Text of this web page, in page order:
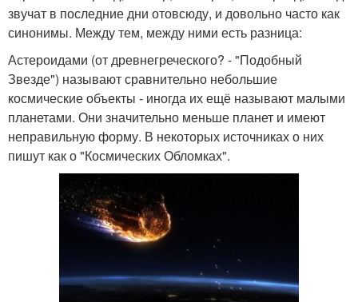
звучат в последние дни отовсюду, и довольно часто как
синонимы. Между тем, между ними есть разница:
Астероидами (от древнегреческого? - "Подобный
Звезде") называют сравнительно небольшие
космические объекты - иногда их ещё называют малыми
планетами. Они значительно меньше планет и имеют
неправильную форму. В некоторых источниках о них
пишут как о "Космических Обломках".